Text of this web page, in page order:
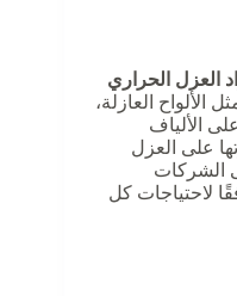
العزل الحراري
الألواح العازلة،
الألياف
على العزل
الشركات
لاحتياجات كل